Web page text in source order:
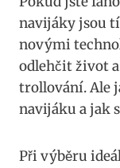
navijáky jsou
novými
odlehčit život
trollování. Ale
navijáku a jak‍
Při výběru